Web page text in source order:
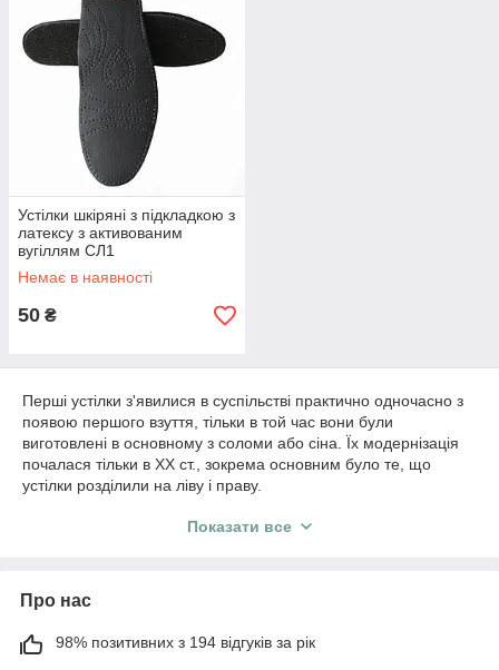
Устілки шкіряні з підкладкою з
латексу з активованим
вугіллям СЛ1
Немає в наявності
50 ₴
Перші устілки з'явилися в суспільстві практично одночасно з
появою першого взуття, тільки в той час вони були
виготовлені в основному з соломи або сіна. Їх модернізація
почалася тільки в XX ст., зокрема основним було те, що
устілки розділили на ліву і праву.
комфортно дня носіння, крім того устілки почали виконувати
випадку людина відчував себе більш комфортно.
Крім того слід зазначити, що крім комфорту, устілки мають
велике значення і з медичної точки зору. Адже, в теплому
зимовому взутті може розвиватися грибок, або ж при
Показати все
Про нас
98% позитивних з 194 відгуків за рік